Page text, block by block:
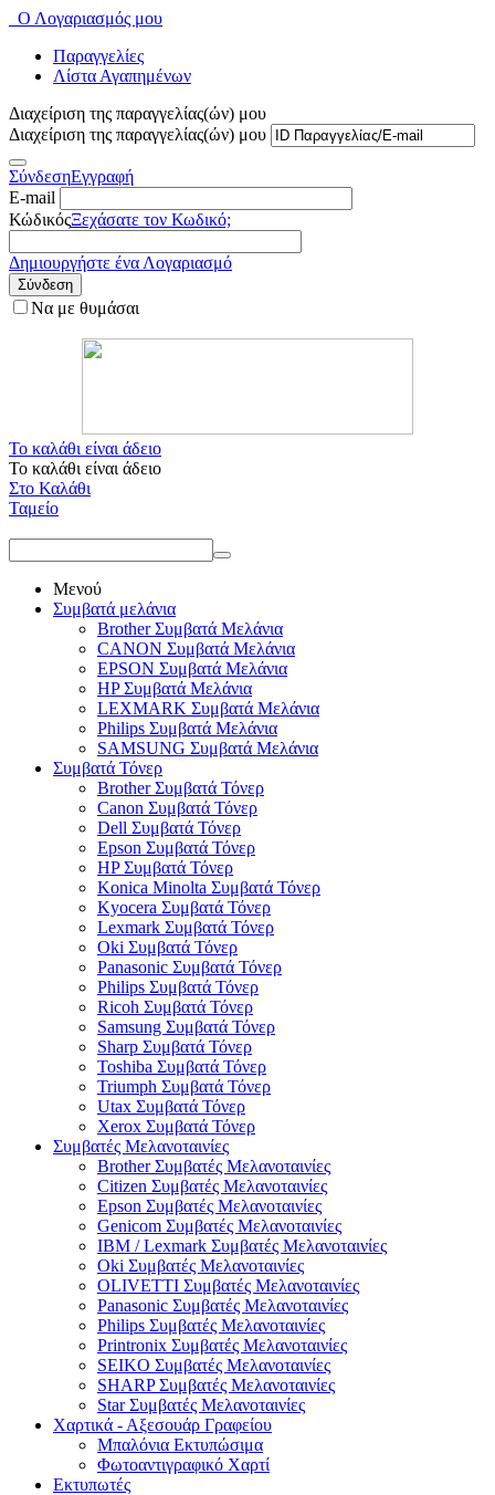
Ο Λογαριασμός μου
Παραγγελίες
Λίστα Αγαπημένων
Διαχείριση της παραγγελίας(ών) μου
Διαχείριση της παραγγελίας(ών) μου
ΣύνδεσηΕγγραφή
E-mail
ΚώδικόςΞεχάσατε τον Κωδικό;
Δημιουργήστε ένα Λογαριασμό
Σύνδεση
Να με θυμάσαι
Το καλάθι είναι άδειο
Το καλάθι είναι άδειο
Στο Καλάθι
Ταμείο
Μενού
Συμβατά μελάνια
Brother Συμβατά Μελάνια
CANON Συμβατά Μελάνια
EPSON Συμβατά Μελάνια
HP Συμβατά Μελάνια
LEXMARK Συμβατά Μελάνια
Philips Συμβατά Μελάνια
SAMSUNG Συμβατά Μελάνια
Συμβατά Τόνερ
Brother Συμβατά Τόνερ
Canon Συμβατά Τόνερ
Dell Συμβατά Τόνερ
Epson Συμβατά Τόνερ
HP Συμβατά Τόνερ
Konica Minolta Συμβατά Τόνερ
Kyocera Συμβατά Τόνερ
Lexmark Συμβατά Τόνερ
Oki Συμβατά Τόνερ
Panasonic Συμβατά Τόνερ
Philips Συμβατά Τόνερ
Ricoh Συμβατά Τόνερ
Samsung Συμβατά Τόνερ
Sharp Συμβατά Τόνερ
Toshiba Συμβατά Τόνερ
Triumph Συμβατά Τόνερ
Utax Συμβατά Τόνερ
Xerox Συμβατά Τόνερ
Συμβατές Μελανοταινίες
Brother Συμβατές Μελανοταινίες
Citizen Συμβατές Μελανοταινίες
Epson Συμβατές Μελανοταινίες
Genicom Συμβατές Μελανοταινίες
IBM / Lexmark Συμβατές Μελανοταινίες
Oki Συμβατές Μελανοταινίες
OLIVETTI Συμβατές Μελανοταινίες
Panasonic Συμβατές Μελανοταινίες
Philips Συμβατές Μελανοταινίες
Printronix Συμβατές Μελανοταινίες
SEIKO Συμβατές Μελανοταινίες
SHARP Συμβατές Μελανοταινίες
Star Συμβατές Μελανοταινίες
Χαρτικά - Αξεσουάρ Γραφείου
Μπαλόνια Εκτυπώσιμα
Φωτοαντιγραφικό Χαρτί
Εκτυπωτές